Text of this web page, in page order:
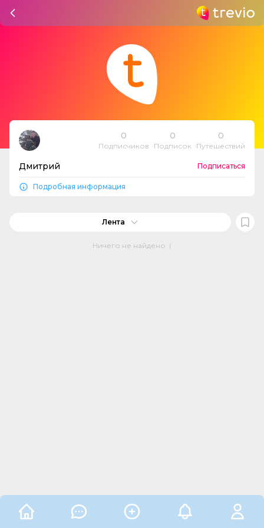
0
Подписчиков
0
Подписок
0
Путешествий
Дмитрий Подписаться
Подробная информация
Лента
Ничего не найдено :(